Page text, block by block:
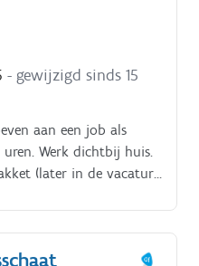
- gewijzigd sinds 15
aan een job als
Werk dichtbij huis.
(later in de vacature